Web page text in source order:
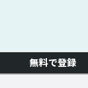
無料で登録